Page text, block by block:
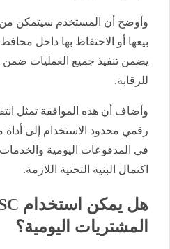
وأوضح أن المستخدم سيتمكن من
بيعها أو الاحتفاظ بها داخل
يضمن تنفيذ جميع العمليات ضمن
للرقابة.
وأضاف أن هذه الموافقة تمثل
رقمي محدود الاستخدام إلى أداة
في المدفوعات اليومية والخدمات
اكتمال البنية التحتية اللازمة.
المشتريات اليومية؟